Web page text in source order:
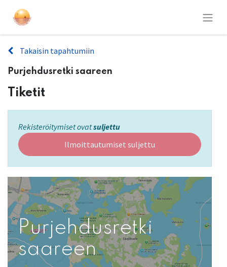
Takaisin tapahtumiin
Purjehdusretki saareen
Tiketit
Rekisteröitymiset ovatsuljettu
Ilmoittautumiset suljettu
Purjehdusretki
saareen